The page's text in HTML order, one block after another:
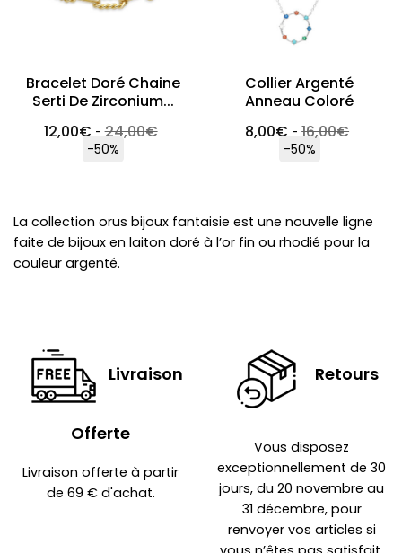
Bracelet Doré Chaine
Serti De Zirconium...
12,00€ -24,00€
-50%
Collier Argenté
Anneau Coloré
8,00€ -16,00€
-50%
La collection orus bijoux fantaisie est une nouvelle ligne
faite de bijoux en laiton doré à l’or fin ou rhodié pour la
couleur argenté.
Livraison
Offerte
Livraison offerte à partir
de 69 € d'achat.
Retours
Vous disposez
exceptionnellement de 30
jours, du 20 novembre au
31 décembre, pour
renvoyer vos articles si